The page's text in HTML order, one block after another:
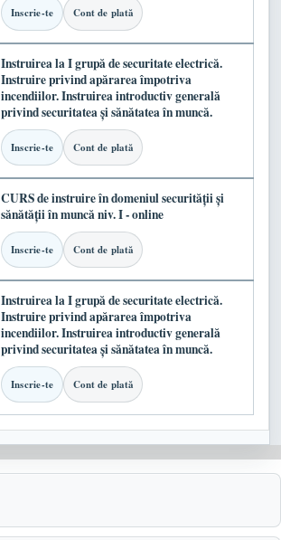
Inscrie-te Cont de plată
Instruirea la I grupă de securitate electrică.
Instruire privind apărarea împotriva
incendiilor. Instruirea introductiv generală
privind securitatea și sănătatea în muncă.
Inscrie-te Cont de plată
CURS de instruire în domeniul securității și
sănătății în muncă niv. I - online
Inscrie-te Cont de plată
Instruirea la I grupă de securitate electrică.
Instruire privind apărarea împotriva
incendiilor. Instruirea introductiv generală
privind securitatea și sănătatea în muncă.
Inscrie-te Cont de plată